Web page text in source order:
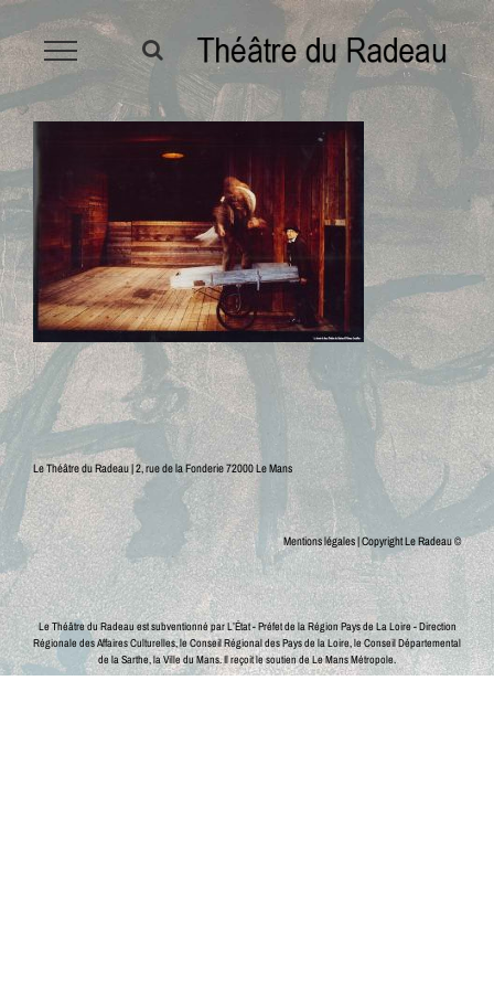
au
contenu
Le Théâtre du Radeau | 2, rue de la Fonderie 72000 Le Mans
Mentions légales| Copyright Le Radeau ©
Le Théâtre du Radeau est subventionné par L’État - Préfet de la Région Pays de La Loire - Direction
Régionale des Affaires Culturelles, le Conseil Régional des Pays de la Loire, le Conseil Départemental
de la Sarthe, la Ville du Mans.Il reçoit le soutien de Le Mans Métropole.